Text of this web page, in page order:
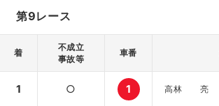
第9レース
着
不成立
事故等
車番
1 ○ 1 高林 亮